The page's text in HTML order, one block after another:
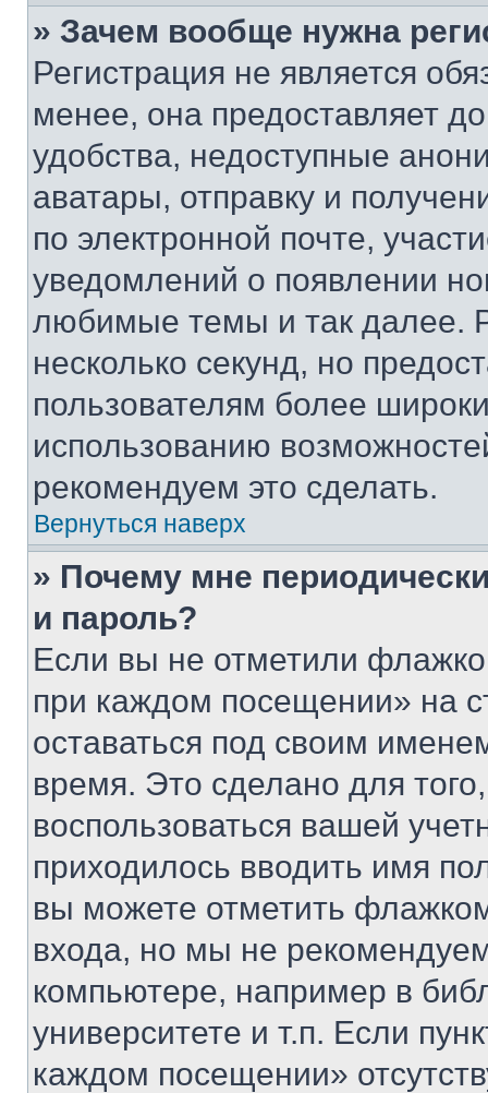
» Зачем вообще нужна
Регистрация не является
менее, она предоставляет
удобства, недоступные
аватары, отправку и
по электронной почте,
уведомлений о появлении
любимые темы и так далее.
несколько секунд, но
пользователям более
использованию
рекомендуем это сделать.
Вернуться наверх
» Почему мне
и пароль?
Если вы не отметили
при каждом посещении» на
оставаться под своим
время. Это сделано для
воспользоваться вашей
приходилось вводить имя
вы можете отметить
входа, но мы не
компьютере, например в
университете и т.п. Если
каждом посещении»